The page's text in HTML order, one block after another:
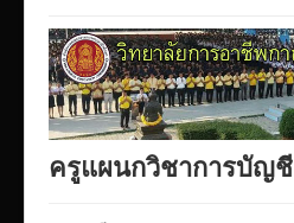
เก
ชั่น
Home
โปรแกรม ศธ02 ออนไลน์
Elearning_kicec
Facebookงานประชาสัมพันธ์
ครูแผนกวิชาการบัญชี